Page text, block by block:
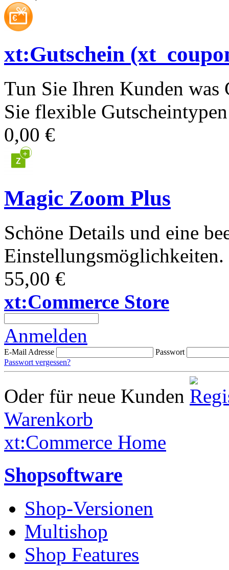
xt:Gutschein
Tun Sie Ihren Kunden
Sie flexible
0,00 €
Magic Zoom Plus
Schöne Details und eine
55,00 €
xt:Commerce Store
Anmelden
E-Mail Adresse
Passwort
Passwort vergessen?
Oder für neue Kunden
Warenkorb
xt:Commerce Home
Shopsoftware
Shop-Versionen
Multishop
Shop Features